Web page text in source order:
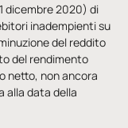
dicembre 2020) di
inadempienti su
del reddito
del rendimento
netto, non ancora
alla data della